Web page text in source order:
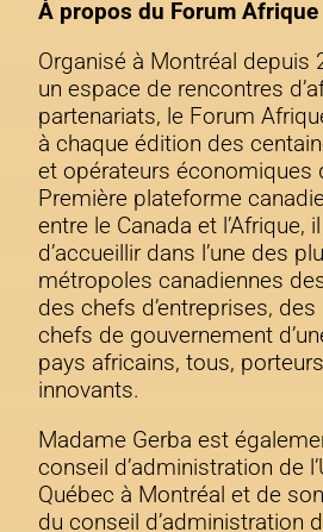
À propos du Forum Afrique
Organisé à Montréal depuis
un espace de rencontres
partenariats, le Forum
à chaque édition des
et opérateurs économiques
Première plateforme
entre le Canada et l’Afrique,
d’accueillir dans l’une des
métropoles canadiennes
des chefs d’entreprises,
chefs de gouvernement
pays africains, tous,
innovants.
Madame Gerba est
conseil d’administration de
Québec à Montréal et de
du conseil d’administration